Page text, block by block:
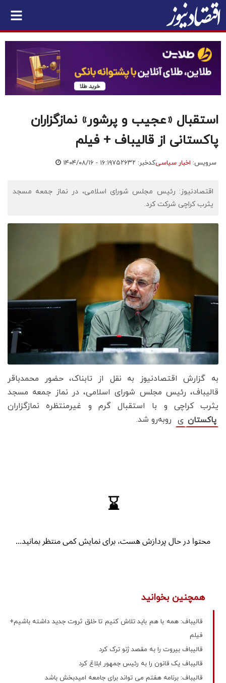
استقبال «عجیب و پرشور» نمازگزاران
پاکستانی از قالیباف + فیلم
سرویس: اخبار سیاسیکدخبر: ۷۵۲۶۳۲ ۱۴۰۴/۰۸/۱۶ - ۱۶:۱۹
اقتصادنیوز: رئیس مجلس شورای اسلامی، در نماز جمعه مسجد
یثرب کراچی شرکت کرد.
به گزارش اقتصادنیوز به نقل از تابناک، حضور محمدباقر
قالیباف، رئیس مجلس شورای اسلامی، در نماز جمعه مسجد
یثرب کراچی و با استقبال گرم و غیرمنتظره نمازگزاران
پاکستان ی روبه‌رو شد.
همچنین بخوانید
قالیباف: همه با هم باید تلاش کنیم تا خلق ثروت جدید داشته باشیم+
فیلم
قالیباف بیروت را به مقصد ژنو ترک کرد
قالیباف یک قانون را به رئیس جمهور ابلاغ کرد
قالیباف: برنامه هفتم می تواند برای جامعه امیدبخش باشد